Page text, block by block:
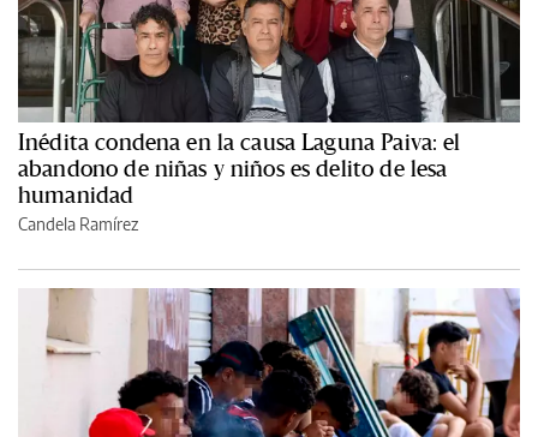
Inédita condena en la causa Laguna Paiva: el
abandono de niñas y niños es delito de lesa
humanidad
Candela Ramírez